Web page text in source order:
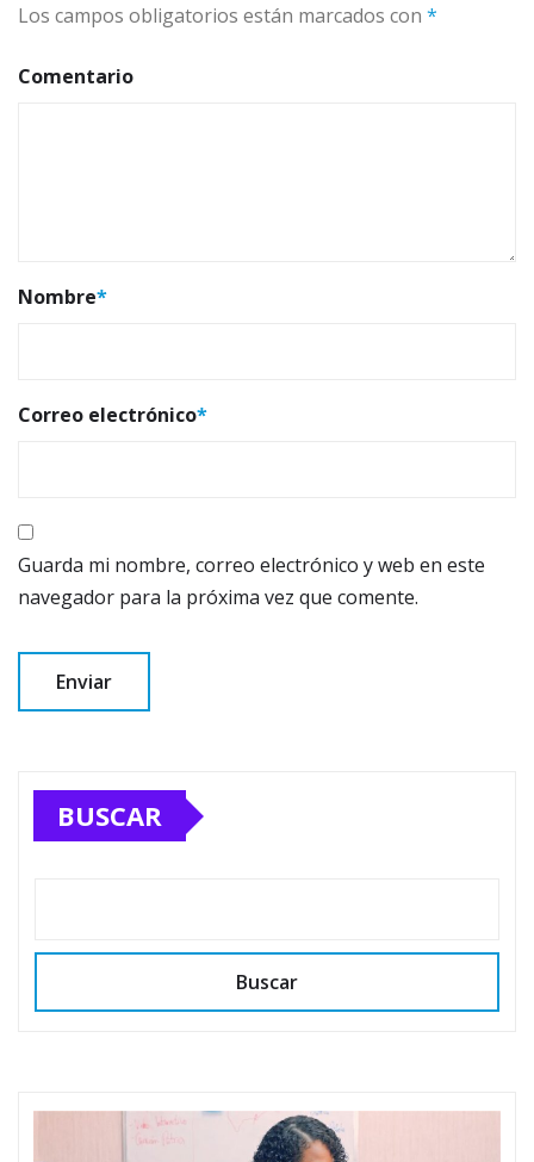
Los campos obligatorios están marcados con *
Comentario
Nombre*
Correo electrónico*
Guarda mi nombre, correo electrónico y web en este
navegador para la próxima vez que comente.
BUSCAR
Buscar